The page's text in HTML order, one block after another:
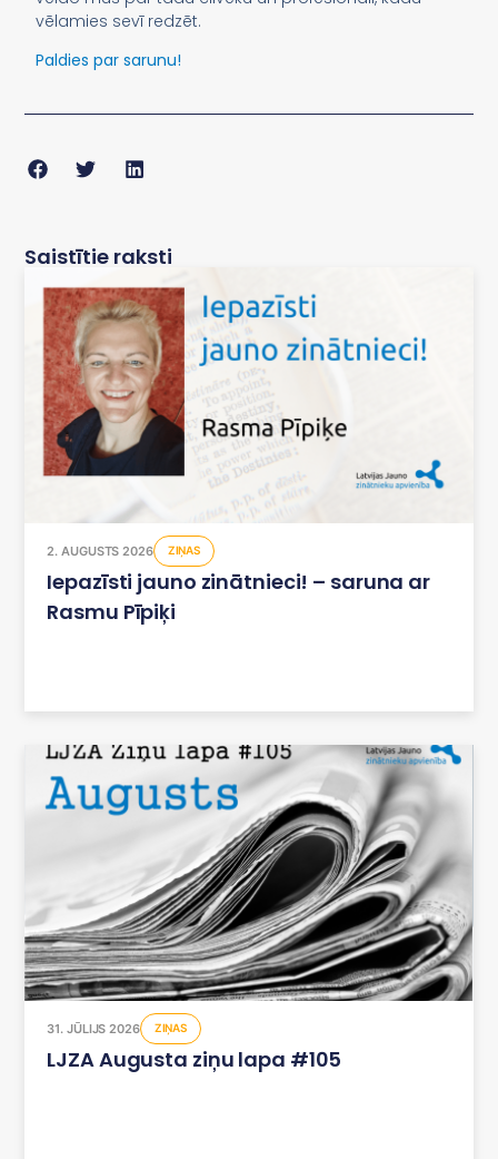
vēlamies sevī redzēt.
Paldies par sarunu!
Saistītie raksti
2. AUGUSTS 2026 ZIŅAS
Iepazīsti jauno zinātnieci! – saruna ar
Rasmu Pīpiķi
31. JŪLIJS 2026 ZIŅAS
LJZA Augusta ziņu lapa #105